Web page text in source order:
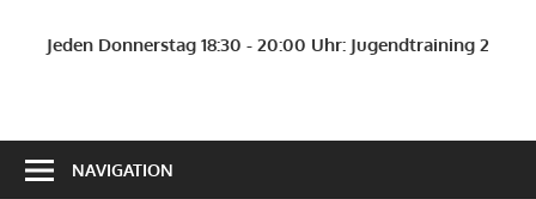
Jeden Donnerstag 18:30 - 20:00 Uhr: Jugendtraining 2
NAVIGATION